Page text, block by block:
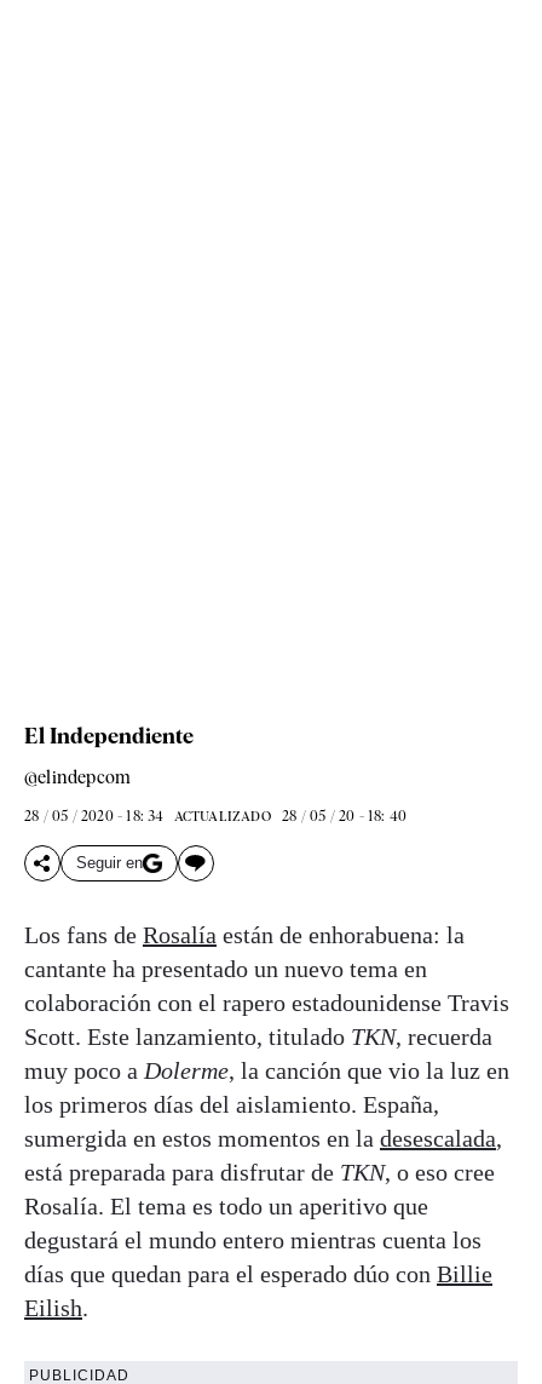
El Independiente
@elindepcom
28 / 05 / 2020 - 18: 34 ACTUALIZADO 28 / 05 / 20 - 18: 40
Seguir en
Los fans de Rosalía están de enhorabuena: la
cantante ha presentado un nuevo tema en
colaboración con el rapero estadounidense Travis
Scott. Este lanzamiento, titulado TKN, recuerda
muy poco a Dolerme, la canción que vio la luz en
los primeros días del aislamiento. España,
sumergida en estos momentos en la desescalada,
está preparada para disfrutar de TKN, o eso cree
Rosalía. El tema es todo un aperitivo que
degustará el mundo entero mientras cuenta los
días que quedan para el esperado dúo con Billie
Eilish.
PUBLICIDAD